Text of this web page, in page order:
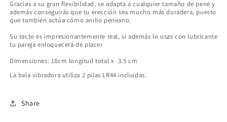
Gracias a su gran flexibilidad, se adapta a cualquier tamaño de pene y
además conseguirás que tu erección sea mucho más duradera, puesto
que también actúa cómo anillo peneano.
Su tacto es impresionantemente real, si además lo usas con lubricante
tu pareja enloquecerá de placer
Dimensiones: 18cm longitud total x 3.5 cm
La bala vibradora utiliza 2 pilas LR44 incluidas.
Share